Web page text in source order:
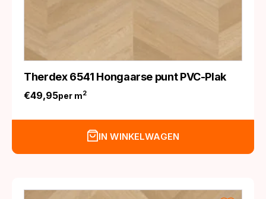
Therdex 6541 Hongaarse punt PVC-Plak
€49,95per m2
IN WINKELWAGEN